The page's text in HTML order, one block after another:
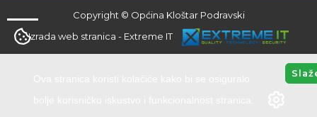
Copyright © Općina Kloštar Podravski
Izrada web stranica - Extreme IT